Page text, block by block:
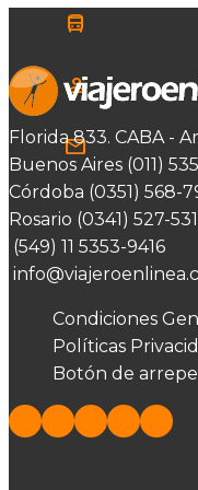
Viajes a
Contacto
Florida 833. CABA -
Buenos Aires (011)
Córdoba (0351) 568-
Rosario (0341) 527-
(549) 11 5353-9416
Condiciones
Políticas
Botón de